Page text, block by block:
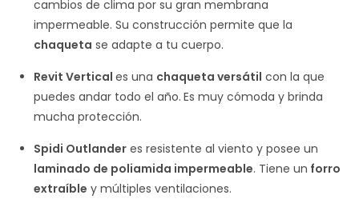
cambios de clima por su gran membrana
impermeable. Su construcción permite que la
chaqueta se adapte a tu cuerpo.
Revit Verticales una chaqueta versátil con la que
puedes andar todo el año. Es muy cómoda y brinda
mucha protección.
Spidi Outlander es resistente al viento y posee un
laminado de poliamida impermeable. Tiene un forro
extraíble y múltiples ventilaciones.